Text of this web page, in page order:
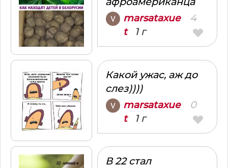
marsataxue
t1 г
4
Какой ужас, аж до
слез))))
marsataxue
t1 г
0
В 22 стал